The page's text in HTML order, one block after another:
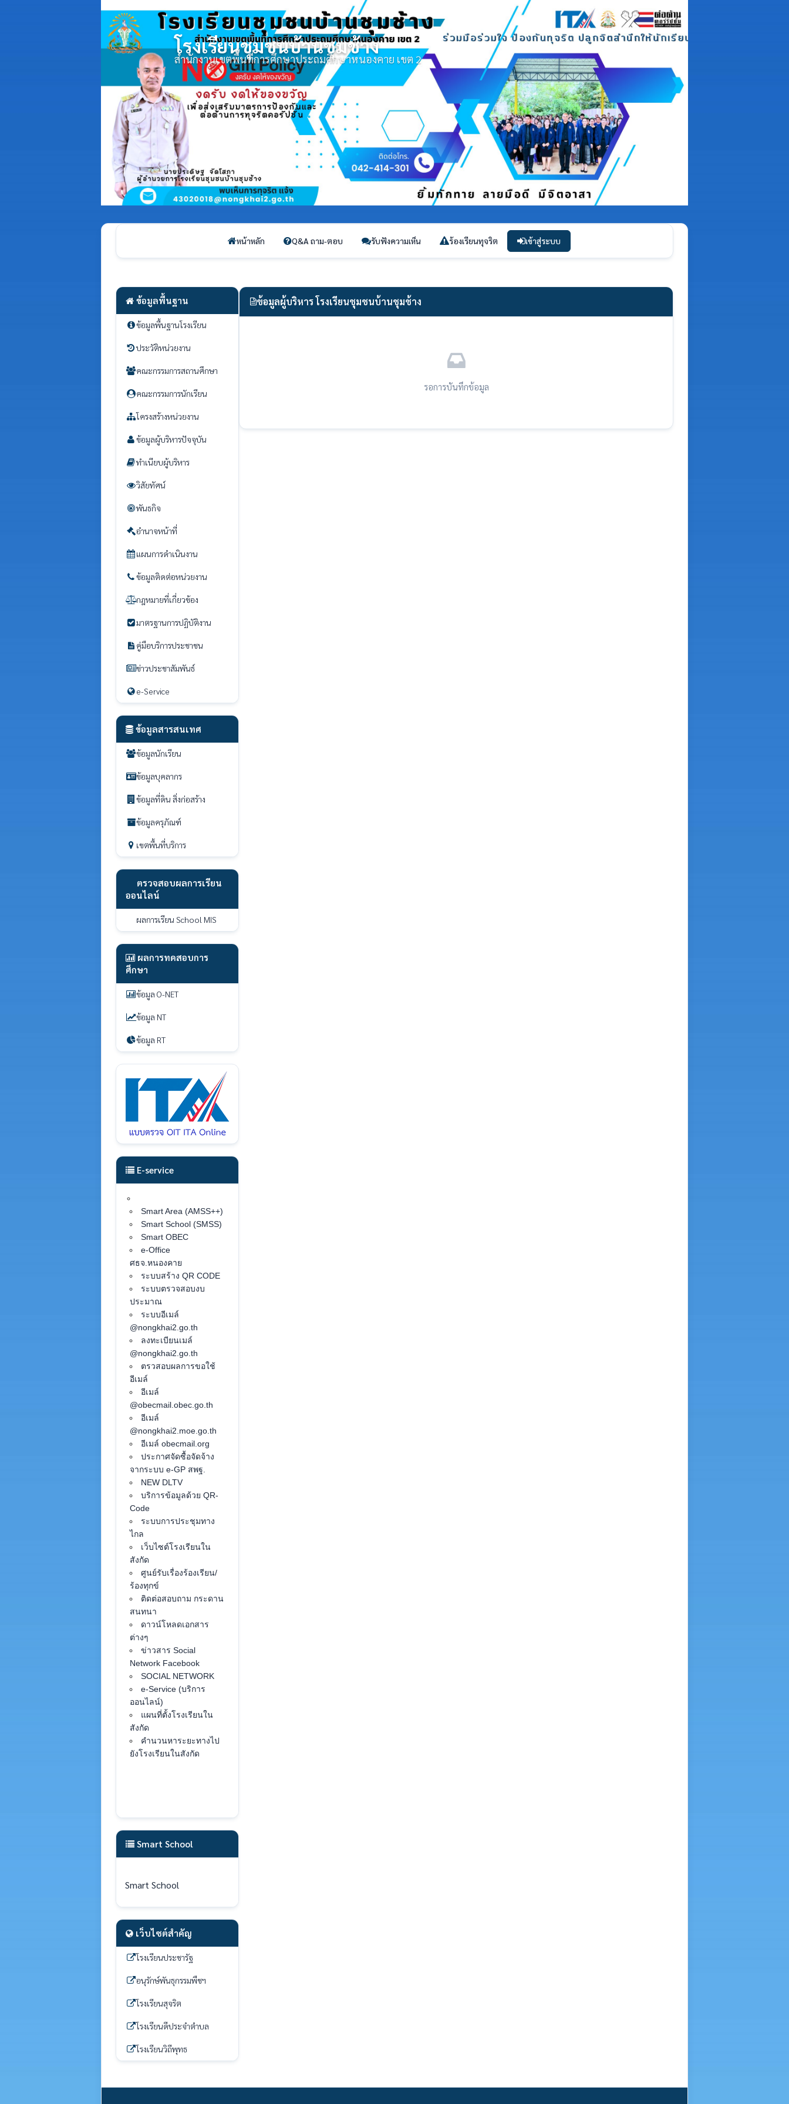
โรงเรียนชุมชนบ้านชุมช้าง
สำนักงานเขตพื้นที่การศึกษาประถมศึกษาหนองคาย เขต 2
หน้าหลัก Q&A ถาม-ตอบ รับฟังความเห็น ร้องเรียนทุจริต เข้าสู่ระบบ
ข้อมูลพื้นฐาน
ข้อมูลพื้นฐานโรงเรียน
ประวัติหน่วยงาน
คณะกรรมการสถานศึกษา
คณะกรรมการนักเรียน
โครงสร้างหน่วยงาน
ข้อมูลผู้บริหารปัจจุบัน
ทำเนียบผู้บริหาร
วิสัยทัศน์
พันธกิจ
อำนาจหน้าที่
แผนการดำเนินงาน
ข้อมูลติดต่อหน่วยงาน
กฎหมายที่เกี่ยวข้อง
มาตรฐานการปฏิบัติงาน
คู่มือบริการประชาชน
ข่าวประชาสัมพันธ์
e-Service
ข้อมูลสารสนเทศ
ข้อมูลนักเรียน
ข้อมูลบุคลากร
ข้อมูลที่ดิน สิ่งก่อสร้าง
ข้อมูลครุภัณฑ์
เขตพื้นที่บริการ
ตรวจสอบผลการเรียน
ออนไลน์
ผลการเรียน School MIS
ผลการทดสอบการ
ศึกษา
ข้อมูล O-NET
ข้อมูล NT
ข้อมูล RT
E-service
Smart Area (AMSS++)
Smart School (SMSS)
Smart OBEC
e-Office
ศธจ.หนองคาย
ระบบสร้าง QR CODE
ระบบตรวจสอบงบ
ประมาณ
ระบบอีเมล์
@nongkhai2.go.th
ลงทะเบียนเมล์
@nongkhai2.go.th
ตรวสอบผลการขอใช้
อีเมล์
อีเมล์
@obecmail.obec.go.th
อีเมล์
@nongkhai2.moe.go.th
อีเมล์ obecmail.org
ประกาศจัดซื้อจัดจ้าง
จากระบบ e-GP สพฐ.
NEW DLTV
บริการข้อมูลด้วย QR-
Code
ระบบการประชุมทาง
ไกล
เว็บไซต์โรงเรียนใน
สังกัด
ศูนย์รับเรื่องร้องเรียน/
ร้องทุกข์
ติดต่อสอบถาม กระดาน
สนทนา
ดาวน์โหลดเอกสาร
ต่างๆ
ข่าวสาร Social
Network Facebook
SOCIAL NETWORK
e-Service (บริการ
ออนไลน์)
แผนที่ตั้งโรงเรียนใน
สังกัด
คำนวนหาระยะทางไป
ยังโรงเรียนในสังกัด
Smart School
Smart School
เว็บไซต์สำคัญ
โรงเรียนประชารัฐ
อนุรักษ์พันธุกรรมพืชฯ
โรงเรียนสุจริต
โรงเรียนดีประจำตำบล
โรงเรียนวิถีพุทธ
ข้อมูลผู้บริหาร โรงเรียนชุมชนบ้านชุมช้าง
รอการบันทึกข้อมูล